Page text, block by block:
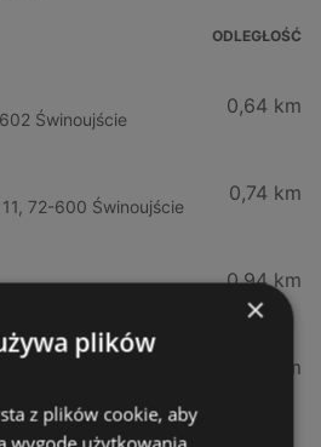
ODLEGŁOŚĆ
Świnoujście
0,64 km
72-600 Świnoujście
0,74 km
72-600 Świnoujście
0,94 km
600 Świnoujście
1,02 km
×
plików
z plików cookie, aby